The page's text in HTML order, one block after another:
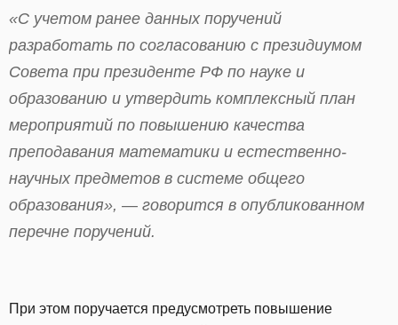
«С учетом ранее данных поручений
разработать по согласованию с президиумом
Совета при президенте РФ по науке и
образованию и утвердить комплексный план
мероприятий по повышению качества
преподавания математики и естественно-
научных предметов в системе общего
образования», — говорится в опубликованном
перечне поручений.
При этом поручается предусмотреть повышение